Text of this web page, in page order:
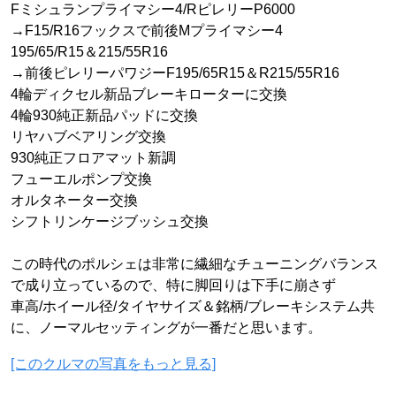
Fミシュランプライマシー4/RピレリーP6000
→F15/R16フックスで前後Mプライマシー4
195/65/R15＆215/55R16
→前後ピレリーパワジーF195/65R15＆R215/55R16
4輪ディクセル新品ブレーキローターに交換
4輪930純正新品パッドに交換
リヤハブベアリング交換
930純正フロアマット新調
フューエルポンプ交換
オルタネーター交換
シフトリンケージブッシュ交換
この時代のポルシェは非常に繊細なチューニングバランス
で成り立っているので、特に脚回りは下手に崩さず
車高/ホイール径/タイヤサイズ＆銘柄/ブレーキシステム共
に、ノーマルセッティングが一番だと思います。
[このクルマの写真をもっと見る]